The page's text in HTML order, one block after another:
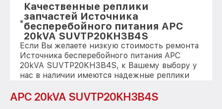
Качественные реплики
запчастей Источника
бесперебойного питания APC
20kVA SUVTP20KH3B4S
Если Вы желаете низкую стоимость ремонта
Источника бесперебойного питания APC
20kVA SUVTP20KH3B4S, к Вашему выбору у
нас в наличии имеются надежные реплики
APC 20kVA SUVTP20KH3B4S